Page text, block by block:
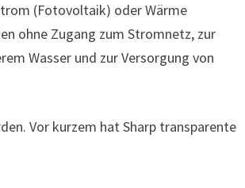
(Fotovoltaik) oder Wärme
ohne Zugang zum Stromnetz, zur
Wasser und zur Versorgung von
Vor kurzem hat Sharp transparente